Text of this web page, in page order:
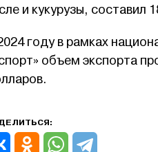
и кукурузы, составил
году в рамках
объем экспорта